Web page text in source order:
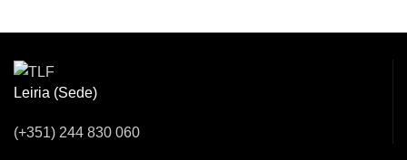
Leiria (Sede)
(+351) 244 830 060